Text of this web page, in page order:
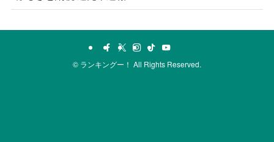
© ランキングー！ All Rights Reserved.